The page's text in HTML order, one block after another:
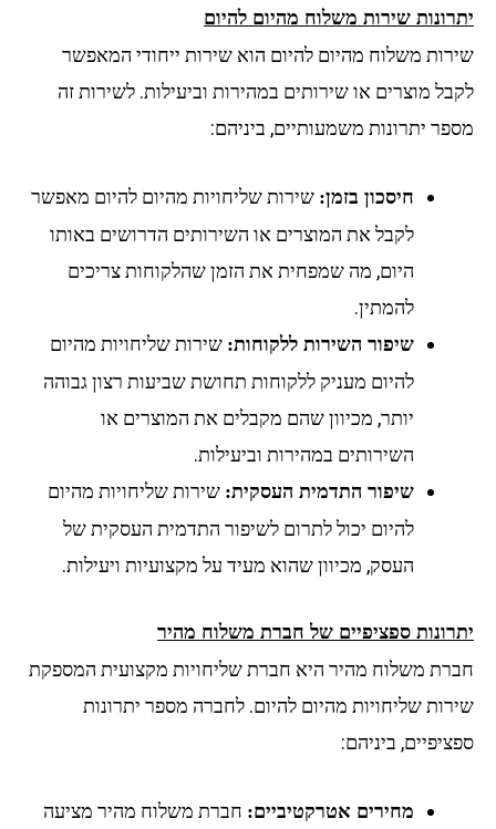
יתרונות שירות משלוח מהיום להיום
שירות משלוח מהיום להיום הוא שירות ייחודי המאפשר
לקבל מוצרים או שירותים במהירות וביעילות. לשירות זה
מספר יתרונות משמעותיים, ביניהם:
חיסכון בזמן: שירות שליחויות מהיום להיום מאפשר
לקבל את המוצרים או השירותים הדרושים באותו
היום, מה שמפחית את הזמן שהלקוחות צריכים
להמתין.
שיפור השירות ללקוחות: שירות שליחויות מהיום
להיום מעניק ללקוחות תחושת שביעות רצון גבוהה
יותר, מכיוון שהם מקבלים את המוצרים או
השירותים במהירות וביעילות.
שיפור התדמית העסקית: שירות שליחויות מהיום
להיום יכול לתרום לשיפור התדמית העסקית של
העסק, מכיוון שהוא מעיד על מקצועיות ויעילות.
יתרונות ספציפיים של חברת משלוח מהיר
חברת משלוח מהיר היא חברת שליחויות מקצועית המספקת
שירות שליחויות מהיום להיום. לחברה מספר יתרונות
ספציפיים, ביניהם:
מחירים אטרקטיביים: חברת משלוח מהיר מציעה